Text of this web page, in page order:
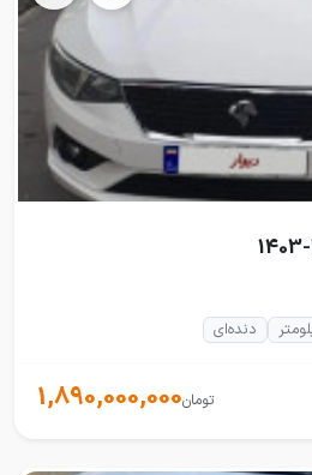
دنده‌ای
1,890,000,000تومان